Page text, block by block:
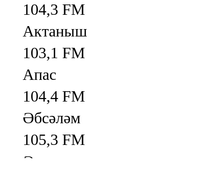
104,3 FM
Актаныш
103,1 FM
Апас
104,4 FM
Әбсәләм
105,3 FM
Әлмәт